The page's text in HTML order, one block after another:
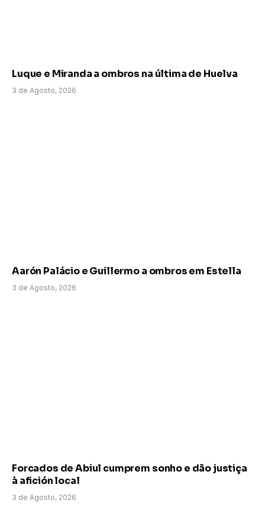
Luque e Miranda a ombros na última de Huelva
3 de Agosto, 2026
Aarón Palácio e Guillermo a ombros em Estella
3 de Agosto, 2026
Forcados de Abiul cumprem sonho e dão justiça
à afición local
3 de Agosto, 2026